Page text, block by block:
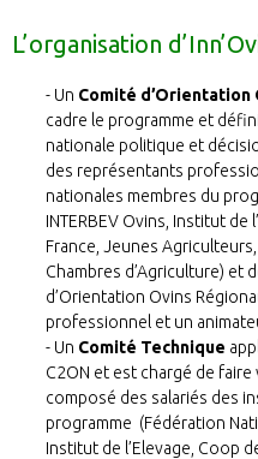
L’organisation
Un Comité d’Orientation
cadre le programme et
nationale politique et
des représentants
nationales membres du
INTERBEV Ovins, Institut de
France, Jeunes
Chambres d’Agriculture) et
d’Orientation Ovins
professionnel et un
Un Comité Technique
C2ON et est chargé de
composé des salariés des
programme (Fédération
Institut de l’Elevage, Coop